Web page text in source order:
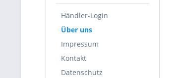
Händler-Login
Über uns
Impressum
Kontakt
Datenschutz